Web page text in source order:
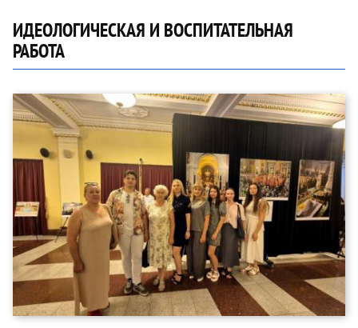
ИДЕОЛОГИЧЕСКАЯ И ВОСПИТАТЕЛЬНАЯ
РАБОТА